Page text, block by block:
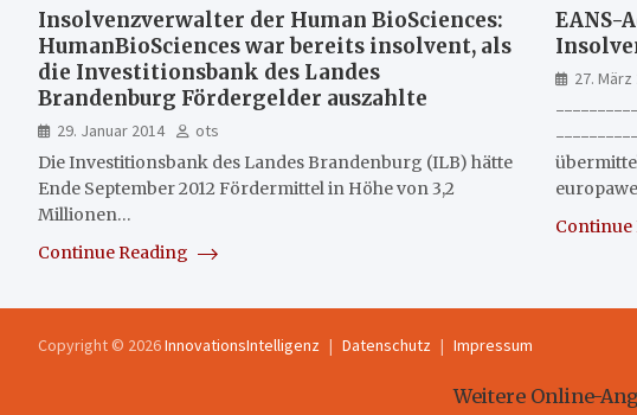
Insolvenzverwalter der Human BioSciences:
HumanBioSciences war bereits insolvent, als
die Investitionsbank des Landes
Brandenburg Fördergelder auszahlte
29. Januar 2014
ots
Die Investitionsbank des Landes Brandenburg (ILB) hätte
Ende September 2012 Fördermittel in Höhe von 3,2
Millionen…
Continue Reading
EANS-
27. März
Continue
Copyright © 2026InnovationsIntelligenz Datenschutz Impressum
Weitere Online-